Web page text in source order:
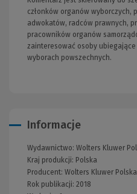
członków organów wyborczych,
adwokatów, radców prawnych,
pracowników organów
zainteresować osoby
wyborach powszechnych.
Informacje
Wydawnictwo: Wolters Kluwer
Kraj produkcji: Polska
Producent: Wolters Kluwer Polska
Rok publikacji: 2018